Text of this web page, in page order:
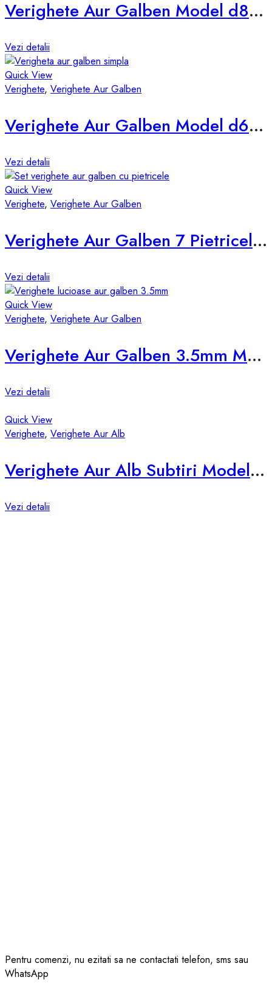
Verighete Aur Galben Model d838-g
Vezi detalii
Quick View
Verighete, Verighete Aur Galben
Verighete Aur Galben Model d678-g
Vezi detalii
Quick View
Verighete, Verighete Aur Galben
Verighete Aur Galben 7 Pietricele d855-g
Vezi detalii
Quick View
Verighete, Verighete Aur Galben
Verighete Aur Galben 3.5mm Model vsb
Vezi detalii
Quick View
Verighete, Verighete Aur Alb
Verighete Aur Alb Subtiri Model d678-a
Vezi detalii
Pentru comenzi, nu ezitati sa ne contactati telefon, sms sau
WhatsApp